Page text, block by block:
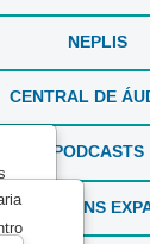
NEPLIS
CENTRAL DE
PODCASTS